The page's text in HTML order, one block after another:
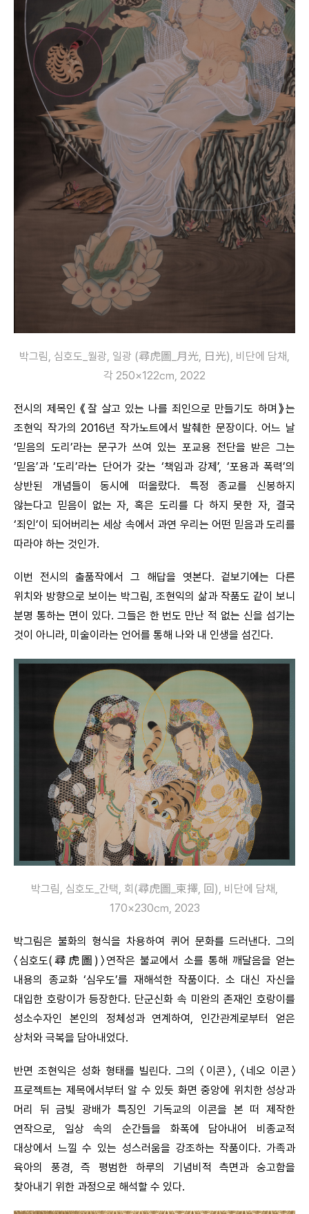
박그림, 심호도_월광, 일광 (尋虎圖_月光, 日光), 비단에 담채,
각 250×122㎝, 2022
전시의 제목인 《잘 살고 있는 나를 죄인으로 만들기도 하며》는
조현익 작가의 2016년 작가노트에서 발췌한 문장이다. 어느 날
‘믿음의 도리’라는 문구가 쓰여 있는 포교용 전단을 받은 그는
‘믿음’과 ‘도리’라는 단어가 갖는 ‘책임과 강제’, ‘포용과 폭력’의
상반된 개념들이 동시에 떠올랐다. 특정 종교를 신봉하지
않는다고 믿음이 없는 자, 혹은 도리를 다 하지 못한 자, 결국
‘죄인’이 되어버리는 세상 속에서 과연 우리는 어떤 믿음과 도리를
따라야 하는 것인가.
이번 전시의 출품작에서 그 해답을 엿본다. 겉보기에는 다른
위치와 방향으로 보이는 박그림, 조현익의 삶과 작품도 같이 보니
분명 통하는 면이 있다. 그들은 한 번도 만난 적 없는 신을 섬기는
것이 아니라, 미술이라는 언어를 통해 나와 내 인생을 섬긴다.
박그림, 심호도_간택, 회(尋虎圖_柬擇, 回), 비단에 담채,
170×230㎝, 2023
박그림은 불화의 형식을 차용하여 퀴어 문화를 드러낸다. 그의
〈심호도(尋虎圖)〉연작은 불교에서 소를 통해 깨달음을 얻는
내용의 종교화 ‘심우도’를 재해석한 작품이다. 소 대신 자신을
대입한 호랑이가 등장한다. 단군신화 속 미완의 존재인 호랑이를
성소수자인 본인의 정체성과 연계하여, 인간관계로부터 얻은
상처와 극복을 담아내었다.
반면 조현익은 성화 형태를 빌린다. 그의 〈이콘〉, 〈네오 이콘〉
프로젝트는 제목에서부터 알 수 있듯 화면 중앙에 위치한 성상과
머리 뒤 금빛 광배가 특징인 기독교의 이콘을 본 떠 제작한
연작으로, 일상 속의 순간들을 화폭에 담아내어 비종교적
대상에서 느낄 수 있는 성스러움을 강조하는 작품이다. 가족과
육아의 풍경, 즉 평범한 하루의 기념비적 측면과 숭고함을
찾아내기 위한 과정으로 해석할 수 있다.